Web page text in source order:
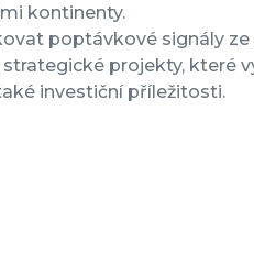
kontinenty.
poptávkové signály ze
projekty, které
investiční příležitosti.